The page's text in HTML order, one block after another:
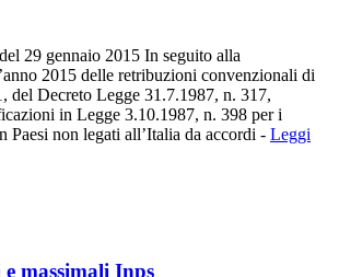
29 gennaio 2015 In seguito alla
2015 delle retribuzioni convenzionali di
del Decreto Legge 31.7.1987, n. 317,
in Legge 3.10.1987, n. 398 per i
Paesi non legati all’Italia da accordi - Leggi
massimali Inps